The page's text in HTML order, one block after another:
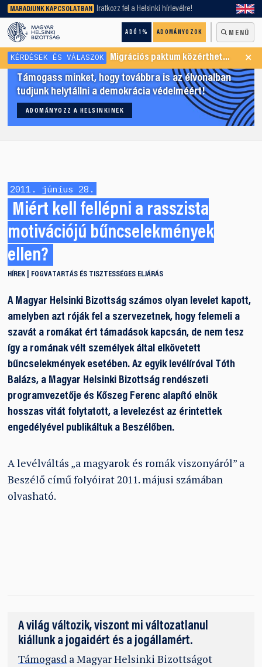
MARADJUNK KAPCSOLATBAN Iratkozz fel a Helsinki hírlevélre!
ADÓ 1% ADOMÁNYOZOK MENÜ
keresőnket!
KÉRDÉSEK ÉS VÁLASZOK Migrációs paktum közérthetően ×
Támogass minket, hogy továbbra is az élvonalban
tudjunk helytállni a demokrácia védelméért!
ADOMÁNYOZZ A HELSINKINEK
2011. június 28.
Miért kell fellépni a rasszista
motivációjú bűncselekmények
ellen?
HÍREK FOGVATARTÁS ÉS TISZTESSÉGES ELJÁRÁS
A Magyar Helsinki Bizottság számos olyan levelet kapott,
amelyben azt róják fel a szervezetnek, hogy felemeli a
szavát a romákat ért támadások kapcsán, de nem tesz
így a romának vélt személyek által elkövetett
bűncselekmények esetében. Az egyik levélíróval Tóth
Balázs, a Magyar Helsinki Bizottság rendészeti
programvezetője és Kőszeg Ferenc alapító elnök
hosszas vitát folytatott, a levelezést az érintettek
engedélyével publikáltuk a Beszélőben.
A levélváltás „a magyarok és romák viszonyáról” a
Beszélő című folyóirat 2011. májusi számában
olvasható.
A világ változik, viszont mi változatlanul
kiállunk a jogaidért és a jogállamért.
Támogasd a Magyar Helsinki Bizottságot